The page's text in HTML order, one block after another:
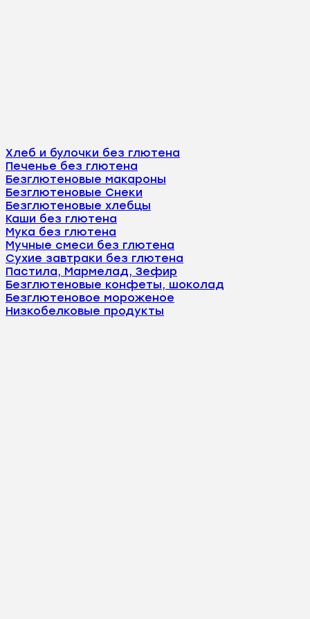
Хлеб и булочки без глютена
Печенье без глютена
Безглютеновые макароны
Безглютеновые Снеки
Безглютеновые хлебцы
Каши без глютена
Мука без глютена
Мучные смеси без глютена
Сухие завтраки без глютена
Пастила, Мармелад, Зефир
Безглютеновые конфеты, шоколад
Безглютеновое мороженое
Низкобелковые продукты